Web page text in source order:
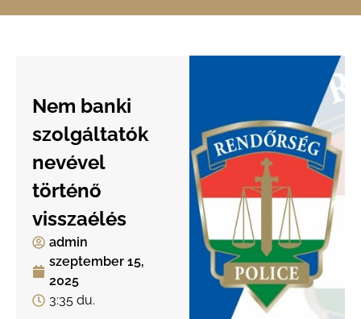
Nem banki
szolgáltatók
nevével
történő
visszaélés
admin
szeptember 15,
2025
3:35 du.